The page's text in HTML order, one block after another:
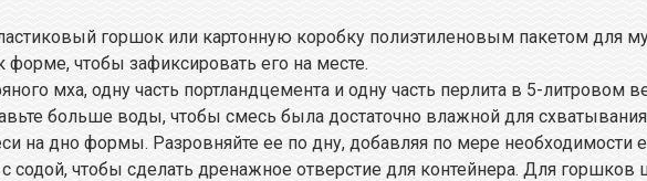
горшок или картонную коробку полиэтиленовым пакетом для
форме, чтобы зафиксировать его на месте.
мха, одну часть портландцемента и одну часть перлита в 5-
больше воды, чтобы смесь была достаточно влажной для
на дно формы. Разровняйте ее по дну, добавляя по мере необходимости
содой, чтобы сделать дренажное отверстие для контейнера. Для горшков